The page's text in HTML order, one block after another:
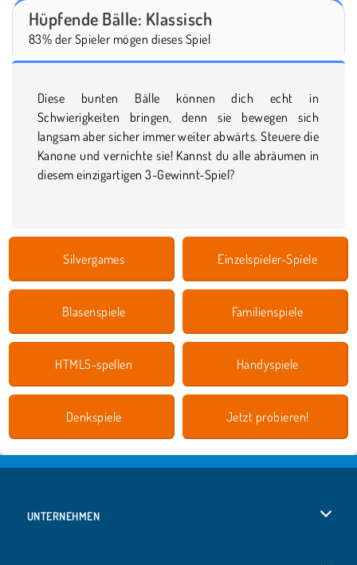
Hüpfende Bälle: Klassisch
83% der Spieler mögen dieses Spiel
Diese bunten Bälle können dich echt in
Schwierigkeiten bringen, denn sie bewegen sich
langsam aber sicher immer weiter abwärts. Steuere die
Kanone und vernichte sie! Kannst du alle abräumen in
diesem einzigartigen 3-Gewinnt-Spiel?
Silvergames Einzelspieler-Spiele
Blasenspiele Familienspiele
HTML5-spellen Handyspiele
Denkspiele Jetzt probieren!
UNTERNEHMEN